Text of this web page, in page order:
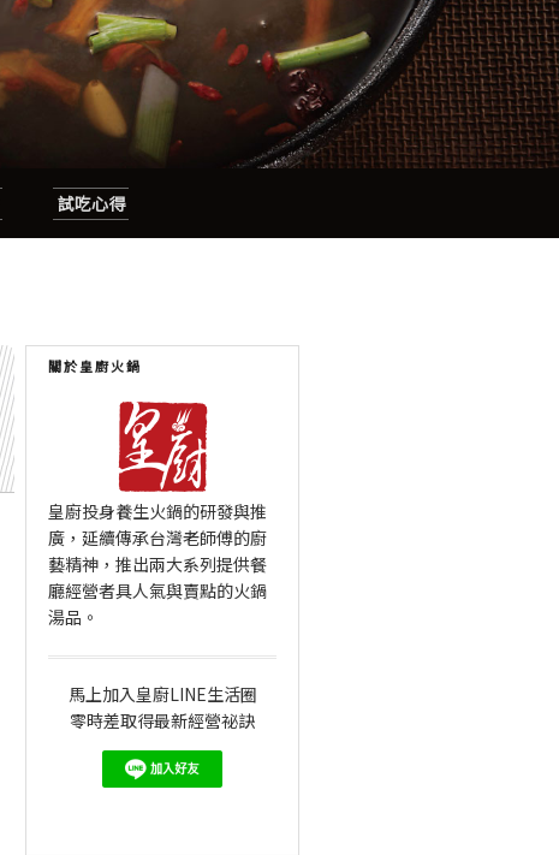
試吃心得
關於皇廚火鍋
皇廚投身養生火鍋的研發與推
廣，延續傳承台灣老師傅的廚
藝精神，推出兩大系列提供餐
廳經營者具人氣與賣點的火鍋
湯品。
馬上加入皇廚LINE生活圈
零時差取得最新經營祕訣